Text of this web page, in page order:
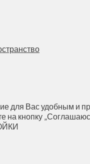
для Вас удобным и
на кнопку